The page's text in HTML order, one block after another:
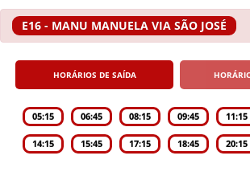
E16 - MANU MANUELA VIA SÃO JOSÉ
HORÁRIOS DE SAÍDA
05:15 06:45 08:15 09:45 11:15
14:15 15:45 17:15 18:45 20:15